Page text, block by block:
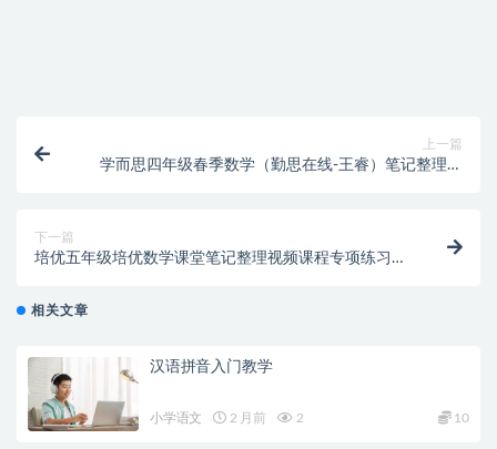
上一篇
学而思四年级春季数学（勤思在线-王睿）笔记整理题
下一篇
培优五年级培优数学课堂笔记整理视频课程专项练习资
相关文章
汉语拼音入门教学
小学语文 2 月前 2 10